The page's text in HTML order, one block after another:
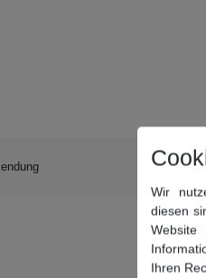
Wir
diesen
Ihren